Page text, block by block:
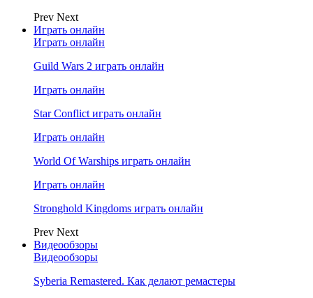
Prev Next
Играть онлайн
Играть онлайн
Guild Wars 2 играть онлайн
Играть онлайн
Star Conflict играть онлайн
Играть онлайн
World Of Warships играть онлайн
Играть онлайн
Stronghold Kingdoms играть онлайн
Prev Next
Видеообзоры
Видеообзоры
Syberia Remastered. Как делают ремастеры